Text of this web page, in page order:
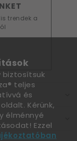
trendek a
biztosítsuk
teljes
és
Kérünk,
élménnyé
Ezzel